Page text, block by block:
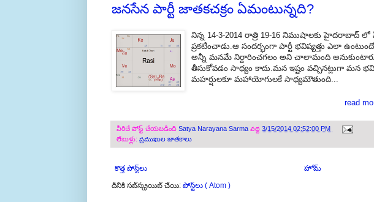
జనసేన పార్టీ జాతకచక్రం ఏమంటున్నది?
నిన్న 14-3-2014 రాత్రి 19-16 నిముషాలకు హైదరాబాద్
ప్రకటించాడు.ఆ సందర్భంగా పార్టీ భవిష్యత్తు ఎలా
అన్నీ మనమే నిర్దారించగలం అని చాలామంది
తీసుకోవడం సాధ్యం కాదు.మన ఇష్టం వచ్చినట్లుగా మన
మహర్షులకూ మహాయోగులకే సాధ్యమౌతుంది...
read
వీరిచే పోస్ట్ చేయబడింది Satya Narayana Sarma వద్ద 3/15/2014 02:52:00 PM
లేబుళ్లు: ప్రముఖుల జాతకాలు
కొత్త పోస్ట్‌లు
హోమ్
దీనికి సబ్‌స్క్రయిబ్ చేయి: పోస్ట్‌లు ( Atom )